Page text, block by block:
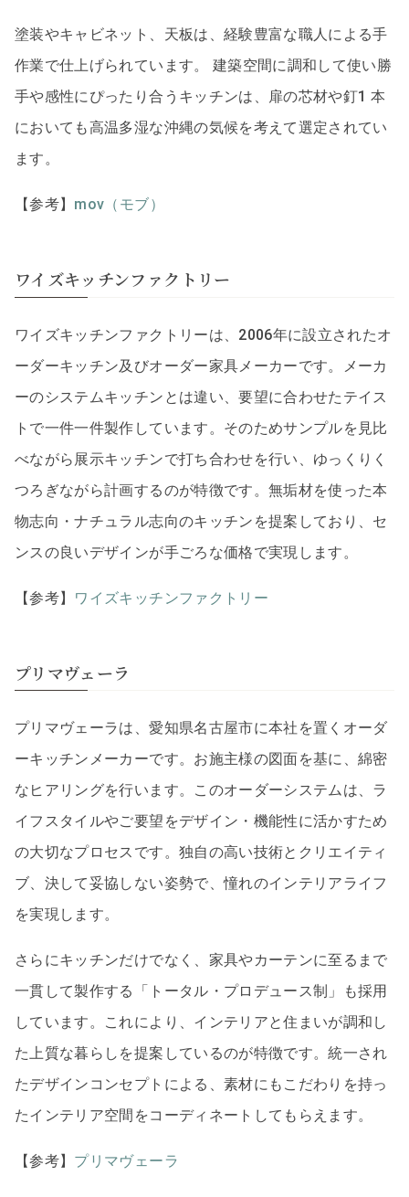
塗装やキャビネット、天板は、経験豊富な職人による手
作業で仕上げられています。 建築空間に調和して使い勝
手や感性にぴったり合うキッチンは、扉の芯材や釘1 本
においても高温多湿な沖縄の気候を考えて選定されてい
ます。
【参考】 mov（モブ）
ワイズキッチンファクトリー
ワイズキッチンファクトリーは、2006年に設立されたオ
ーダーキッチン及びオーダー家具メーカーです。メーカ
ーのシステムキッチンとは違い、要望に合わせたテイス
トで一件一件製作しています。そのためサンプルを見比
べながら展示キッチンで打ち合わせを行い、ゆっくりく
つろぎながら計画するのが特徴です。無垢材を使った本
物志向・ナチュラル志向のキッチンを提案しており、セ
ンスの良いデザインが手ごろな価格で実現します。
【参考】 ワイズキッチンファクトリー
プリマヴェーラ
プリマヴェーラは、愛知県名古屋市に本社を置くオーダ
ーキッチンメーカーです。お施主様の図面を基に、綿密
なヒアリングを行います。このオーダーシステムは、ラ
イフスタイルやご要望をデザイン・機能性に活かすため
の大切なプロセスです。独自の高い技術とクリエイティ
ブ、決して妥協しない姿勢で、憧れのインテリアライフ
を実現します。
さらにキッチンだけでなく、家具やカーテンに至るまで
一貫して製作する「トータル・プロデュース制」も採用
しています。これにより、インテリアと住まいが調和し
た上質な暮らしを提案しているのが特徴です。統一され
たデザインコンセプトによる、素材にもこだわりを持っ
たインテリア空間をコーディネートしてもらえます。
【参考】 プリマヴェーラ